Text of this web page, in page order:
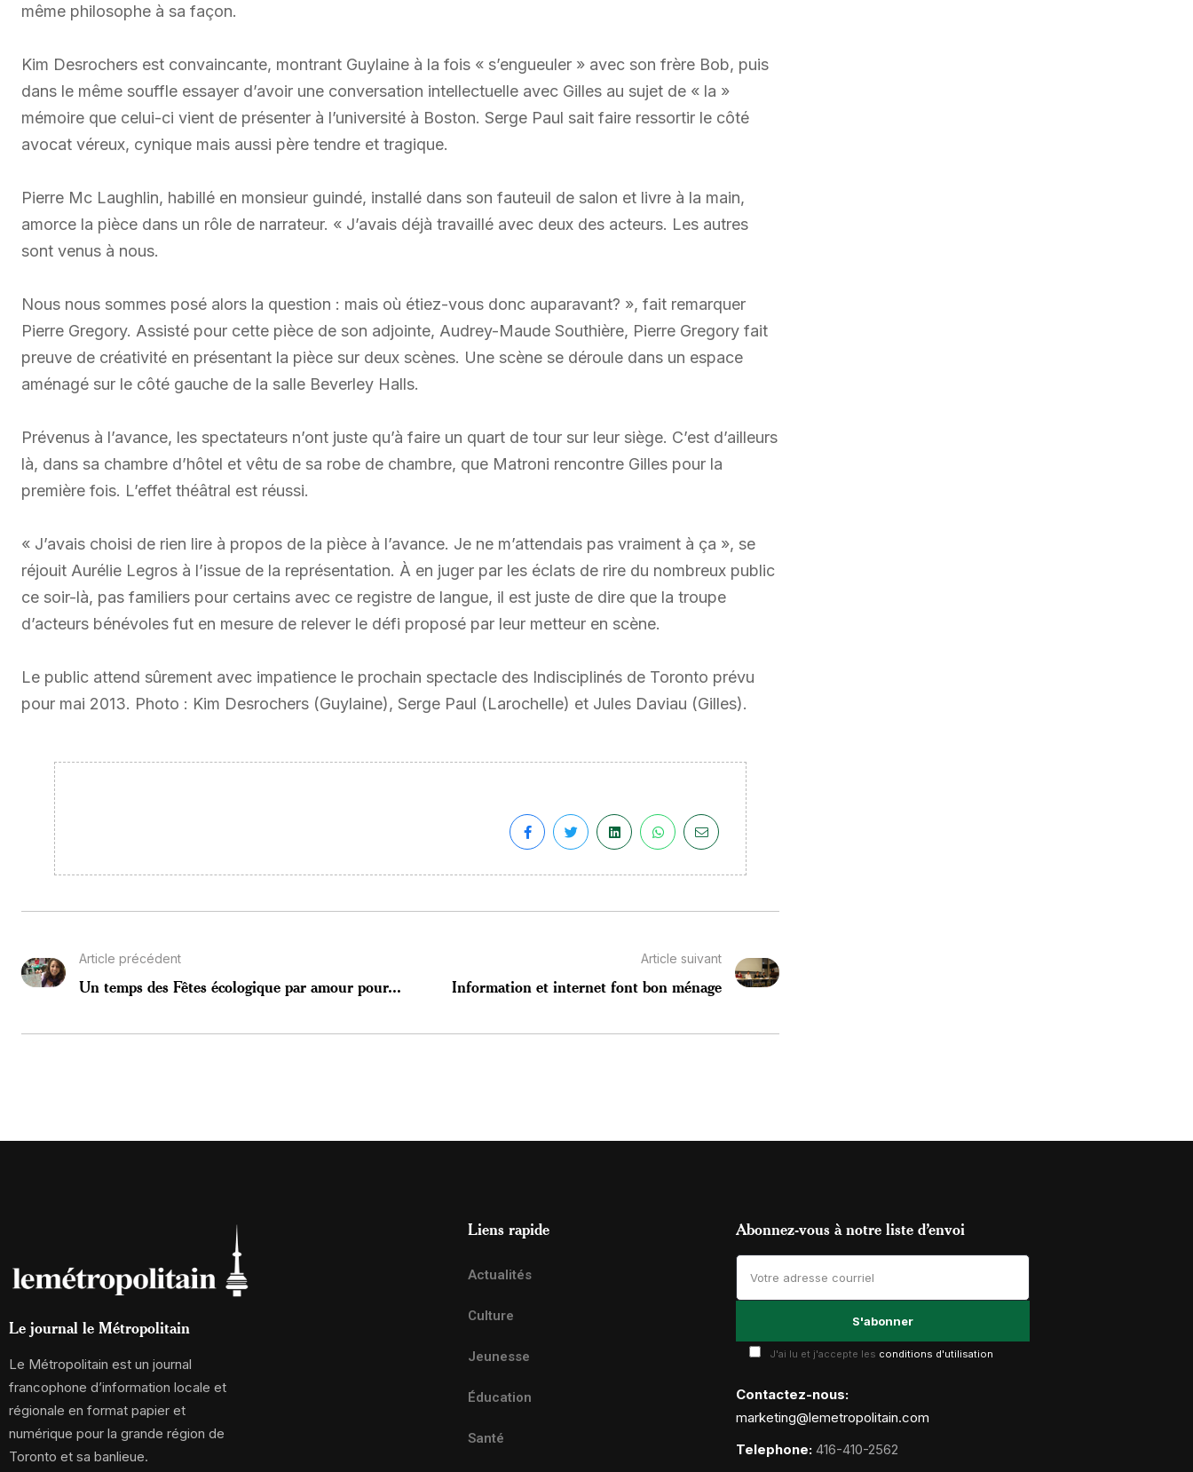
même philosophe à sa façon.
Kim Desrochers est convaincante, montrant Guylaine à la fois « s’engueuler » avec son frère Bob, puis
dans le même souffle essayer d’avoir une conversation intellectuelle avec Gilles au sujet de « la »
mémoire que celui-ci vient de présenter à l’université à Boston. Serge Paul sait faire ressortir le côté
avocat véreux, cynique mais aussi père tendre et tragique.
Pierre Mc Laughlin, habillé en monsieur guindé, installé dans son fauteuil de salon et livre à la main,
amorce la pièce dans un rôle de narrateur. « J’avais déjà travaillé avec deux des acteurs. Les autres
sont venus à nous.
Nous nous sommes posé alors la question : mais où étiez-vous donc auparavant? », fait remarquer
Pierre Gregory. Assisté pour cette pièce de son adjointe, Audrey-Maude Southière, Pierre Gregory fait
preuve de créativité en présentant la pièce sur deux scènes. Une scène se déroule dans un espace
aménagé sur le côté gauche de la salle Beverley Halls.
Prévenus à l’avance, les spectateurs n’ont juste qu’à faire un quart de tour sur leur siège. C’est d’ailleurs
là, dans sa chambre d’hôtel et vêtu de sa robe de chambre, que Matroni rencontre Gilles pour la
première fois. L’effet théâtral est réussi.
« J’avais choisi de rien lire à propos de la pièce à l’avance. Je ne m’attendais pas vraiment à ça », se
réjouit Aurélie Legros à l’issue de la représentation. À en juger par les éclats de rire du nombreux public
ce soir-là, pas familiers pour certains avec ce registre de langue, il est juste de dire que la troupe
d’acteurs bénévoles fut en mesure de relever le défi proposé par leur metteur en scène.
Le public attend sûrement avec impatience le prochain spectacle des Indisciplinés de Toronto prévu
pour mai 2013. Photo : Kim Desrochers (Guylaine), Serge Paul (Larochelle) et Jules Daviau (Gilles).
Article précédent
Un temps des Fêtes écologique par amour pour...
Article suivant
Information et internet font bon ménage
Le journal le Métropolitain
Le Métropolitain est un journal
francophone d’information locale et
régionale en format papier et
numérique pour la grande région de
Toronto et sa banlieue.
Liens rapide
Actualités
Culture
Jeunesse
Éducation
Santé
Abonnez-vous à notre liste d’envoi
J'ai lu et j'accepte les conditions d'utilisation
Contactez-nous:
marketing@lemetropolitain.com
Telephone: 416-410-2562